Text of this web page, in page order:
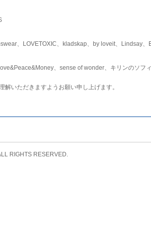
、LOVETOXIC、kladskap、by loveit、Lindsay、
、sense of wonder、キリンのソフィ
いただきますようお願い申し上げます。